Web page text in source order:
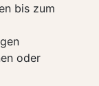
bis zum
oder